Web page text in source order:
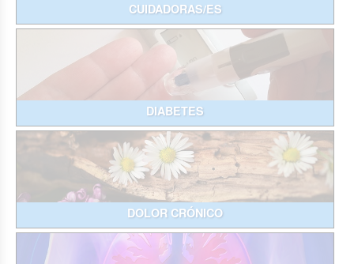
CUIDADORAS/ES
DIABETES
DOLOR CRÓNICO